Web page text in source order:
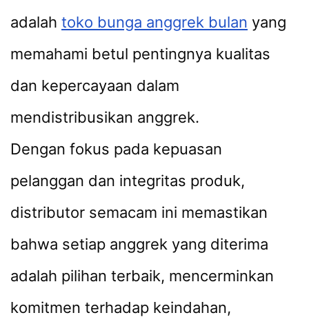
adalah toko bunga anggrek bulan yang
memahami betul pentingnya kualitas
dan kepercayaan dalam
mendistribusikan anggrek.
Dengan fokus pada kepuasan
pelanggan dan integritas produk,
distributor semacam ini memastikan
bahwa setiap anggrek yang diterima
adalah pilihan terbaik, mencerminkan
komitmen terhadap keindahan,